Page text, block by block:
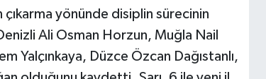
çıkarma yönünde disiplin sürecinin
Ali Osman Horzun, Muğla Nail
Yalçınkaya, Düzce Özcan Dağıstanlı,